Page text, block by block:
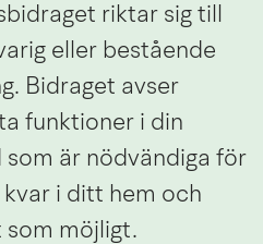
riktar sig till
eller bestående
Bidraget avser
funktioner i din
är nödvändiga för
i ditt hem och
som möjligt.